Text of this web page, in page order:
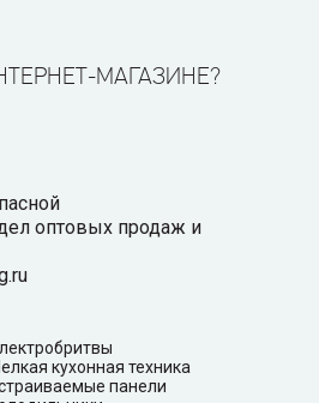
МАГАЗИНЕ?
оптовых продаж и
кухонная техника
панели